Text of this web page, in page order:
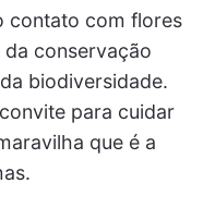
contato com flores
conservação
biodiversidade.
para cuidar
que é a